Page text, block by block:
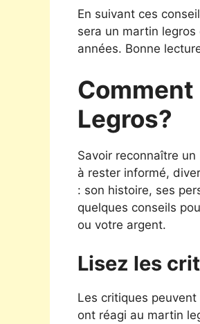
En suivant ces
sera un martin
années. Bonne
Comment
Legros?
Savoir reconnaître
à rester informé,
: son histoire, ses
quelques conseils
ou votre argent.
Lisez les
Les critiques
ont réagi au martin